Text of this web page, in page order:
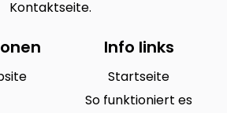
Kontaktseite.
Info links
Startseite
So funktioniert es